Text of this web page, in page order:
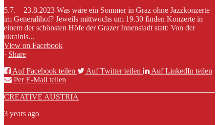
5.7. – 23.8.2023 Was wäre ein Sommer in Graz ohne Jazzkonzerte
im Generalihof? Jeweils mittwochs um 19.30 finden Konzerte in
einem der schönsten Höfe der Grazer Innenstadt statt: Von der
ukrainis...
View on Facebook
· Share
Auf Facebook teilen
Auf Twitter teilen
Auf LinkedIn teilen
Per E-Mail teilen
CREATIVE AUSTRIA
3 years ago